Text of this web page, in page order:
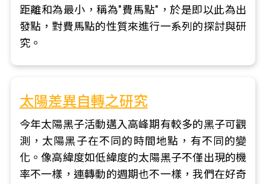
距離和為最小，稱為"費馬點"，於是即以此為出
發點，對費馬點的性質來進行一系列的探討與研
究。
太陽差異自轉之研究
今年太陽黑子活動邁入高峰期有較多的黑子可觀
測，太陽黑子在不同的時間地點，有不同的變
化。像高緯度如低緯度的太陽黑子不僅出現的機
率不一樣，連轉動的週期也不一樣，我們在好奇